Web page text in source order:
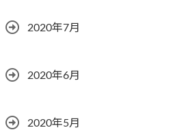
2020年7月
2020年6月
2020年5月